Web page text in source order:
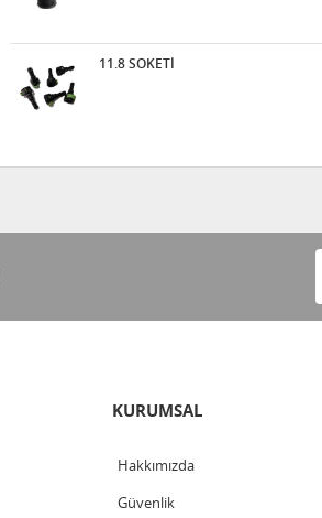
11.8 SOKETİ
KURUMSAL
Hakkımızda
Güvenlik